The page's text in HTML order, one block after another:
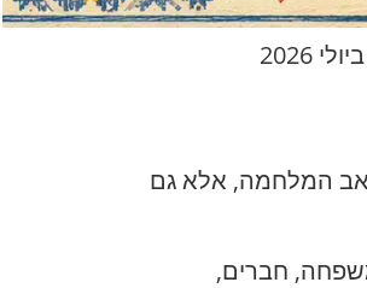
המלחמה, אלא גם
חברים,